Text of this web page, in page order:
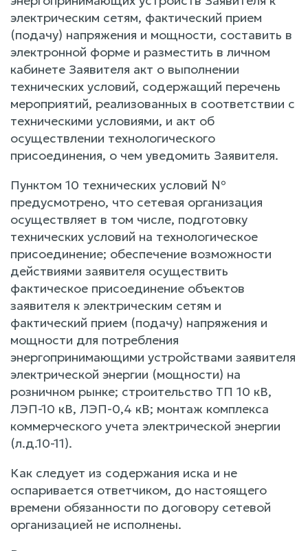
электрическим сетям, фактический прием
(подачу) напряжения и мощности, составить в
электронной форме и разместить в личном
кабинете Заявителя акт о выполнении
технических условий, содержащий перечень
мероприятий, реализованных в соответствии с
техническими условиями, и акт об
осуществлении технологического
присоединения, о чем уведомить Заявителя.
Пунктом 10 технических условий №
предусмотрено, что сетевая организация
осуществляет в том числе, подготовку
технических условий на технологическое
присоединение; обеспечение возможности
действиями заявителя осуществить
фактическое присоединение объектов
заявителя к электрическим сетям и
фактический прием (подачу) напряжения и
мощности для потребления
энергопринимающими устройствами заявителя
электрической энергии (мощности) на
розничном рынке; строительство ТП 10 кВ,
ЛЭП-10 кВ, ЛЭП-0,4 кВ; монтаж комплекса
коммерческого учета электрической энергии
(л.д.10-11).
Как следует из содержания иска и не
оспаривается ответчиком, до настоящего
времени обязанности по договору сетевой
организацией не исполнены.